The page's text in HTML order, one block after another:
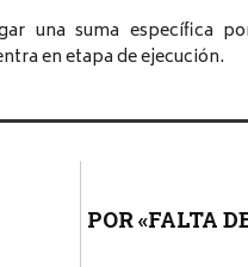
una suma específica
en etapa de ejecución.
POR «FALTA